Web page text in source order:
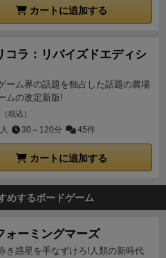
カートに追加する
コラ：リバイズドエディシ
ーム界の話題を独占した話題の農場
ムの改定新版!
（税込）
30～120分 45件
カートに追加する
めするボードゲーム
ォーミングマーズ
き惑星を手なずけろ!人類の新時代